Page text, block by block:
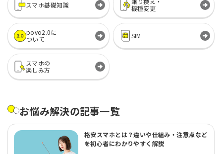
スマホ基礎知識
機種変更
povo2.0に
ついて
SIM
スマホの
楽しみ方
お悩み解決の記事一覧
格安スマホとは？違いや仕組み・注意点など
を初心者にわかりやすく解説